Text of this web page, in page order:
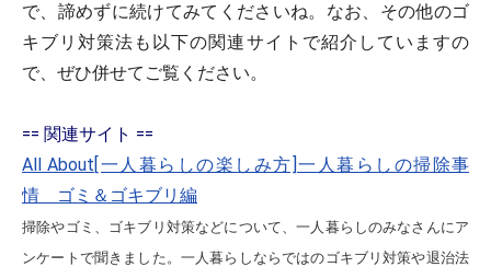
で、諦めずに続けてみてくださいね。なお、その他のゴ
キブリ対策法も以下の関連サイトで紹介していますの
で、ぜひ併せてご覧ください。
== 関連サイト ==
All About[一人暮らしの楽しみ方]一人暮らしの掃除事
情 ゴミ＆ゴキブリ編
掃除やゴミ、ゴキブリ対策などについて、一人暮らしのみなさんにア
ンケートで聞きました。一人暮らしならではのゴキブリ対策や退治法